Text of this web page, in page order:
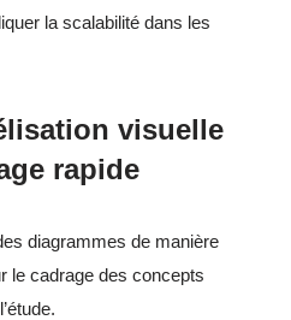
la scalabilité dans les
visuelle
rapide
diagrammes de manière
le cadrage des concepts